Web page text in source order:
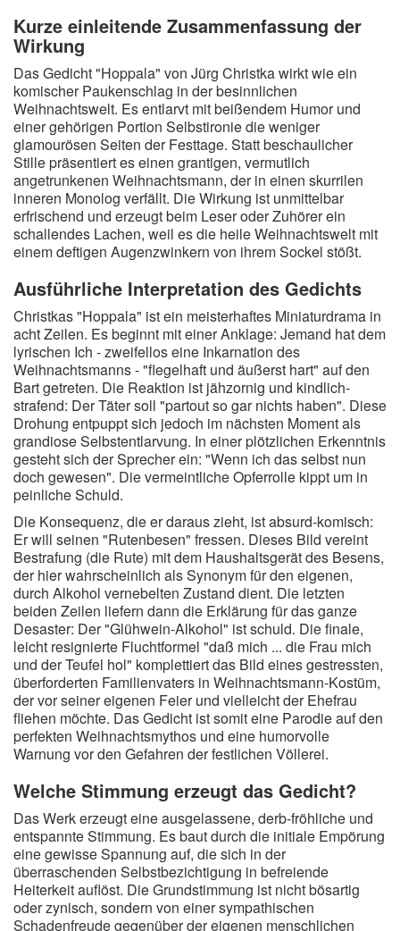
Kurze einleitende Zusammenfassung der
Wirkung
Das Gedicht "Hoppala" von Jürg Christka wirkt wie ein
komischer Paukenschlag in der besinnlichen
Weihnachtswelt. Es entlarvt mit beißendem Humor und
einer gehörigen Portion Selbstironie die weniger
glamourösen Seiten der Festtage. Statt beschaulicher
Stille präsentiert es einen grantigen, vermutlich
angetrunkenen Weihnachtsmann, der in einen skurrilen
inneren Monolog verfällt. Die Wirkung ist unmittelbar
erfrischend und erzeugt beim Leser oder Zuhörer ein
schallendes Lachen, weil es die heile Weihnachtswelt mit
einem deftigen Augenzwinkern von ihrem Sockel stößt.
Ausführliche Interpretation des Gedichts
Christkas "Hoppala" ist ein meisterhaftes Miniaturdrama in
acht Zeilen. Es beginnt mit einer Anklage: Jemand hat dem
lyrischen Ich - zweifellos eine Inkarnation des
Weihnachtsmanns - "flegelhaft und äußerst hart" auf den
Bart getreten. Die Reaktion ist jähzornig und kindlich-
strafend: Der Täter soll "partout so gar nichts haben". Diese
Drohung entpuppt sich jedoch im nächsten Moment als
grandiose Selbstentlarvung. In einer plötzlichen Erkenntnis
gesteht sich der Sprecher ein: "Wenn ich das selbst nun
doch gewesen". Die vermeintliche Opferrolle kippt um in
peinliche Schuld.
Die Konsequenz, die er daraus zieht, ist absurd-komisch:
Er will seinen "Rutenbesen" fressen. Dieses Bild vereint
Bestrafung (die Rute) mit dem Haushaltsgerät des Besens,
der hier wahrscheinlich als Synonym für den eigenen,
durch Alkohol vernebelten Zustand dient. Die letzten
beiden Zeilen liefern dann die Erklärung für das ganze
Desaster: Der "Glühwein-Alkohol" ist schuld. Die finale,
leicht resignierte Fluchtformel "daß mich ... die Frau mich
und der Teufel hol" komplettiert das Bild eines gestressten,
überforderten Familienvaters in Weihnachtsmann-Kostüm,
der vor seiner eigenen Feier und vielleicht der Ehefrau
fliehen möchte. Das Gedicht ist somit eine Parodie auf den
perfekten Weihnachtsmythos und eine humorvolle
Warnung vor den Gefahren der festlichen Völlerei.
Welche Stimmung erzeugt das Gedicht?
Das Werk erzeugt eine ausgelassene, derb-fröhliche und
entspannte Stimmung. Es baut durch die initiale Empörung
eine gewisse Spannung auf, die sich in der
überraschenden Selbstbezichtigung in befreiende
Heiterkeit auflöst. Die Grundstimmung ist nicht bösartig
oder zynisch, sondern von einer sympathischen
Schadenfreude gegenüber der eigenen menschlichen